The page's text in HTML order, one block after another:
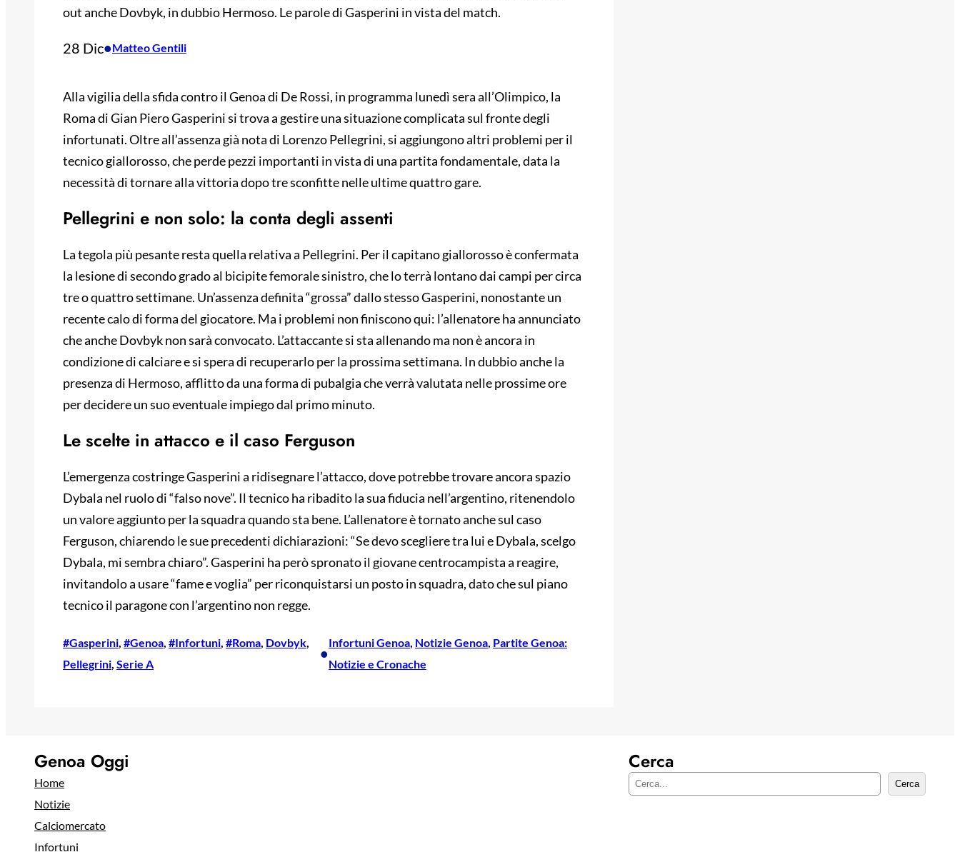
out anche Dovbyk, in dubbio Hermoso. Le parole di Gasperini in vista del match.
28 Dic•Matteo Gentili
Alla vigilia della sfida contro il Genoa di De Rossi, in programma lunedì sera all’Olimpico, la
Roma di Gian Piero Gasperini si trova a gestire una situazione complicata sul fronte degli
infortunati. Oltre all’assenza già nota di Lorenzo Pellegrini, si aggiungono altri problemi per il
tecnico giallorosso, che perde pezzi importanti in vista di una partita fondamentale, data la
necessità di tornare alla vittoria dopo tre sconfitte nelle ultime quattro gare.
Pellegrini e non solo: la conta degli assenti
La tegola più pesante resta quella relativa a Pellegrini. Per il capitano giallorosso è confermata
la lesione di secondo grado al bicipite femorale sinistro, che lo terrà lontano dai campi per circa
tre o quattro settimane. Un’assenza definita “grossa” dallo stesso Gasperini, nonostante un
recente calo di forma del giocatore. Ma i problemi non finiscono qui: l’allenatore ha annunciato
che anche Dovbyk non sarà convocato. L’attaccante si sta allenando ma non è ancora in
condizione di calciare e si spera di recuperarlo per la prossima settimana. In dubbio anche la
presenza di Hermoso, afflitto da una forma di pubalgia che verrà valutata nelle prossime ore
per decidere un suo eventuale impiego dal primo minuto.
Le scelte in attacco e il caso Ferguson
L’emergenza costringe Gasperini a ridisegnare l’attacco, dove potrebbe trovare ancora spazio
Dybala nel ruolo di “falso nove”. Il tecnico ha ribadito la sua fiducia nell’argentino, ritenendolo
un valore aggiunto per la squadra quando sta bene. L’allenatore è tornato anche sul caso
Ferguson, chiarendo le sue precedenti dichiarazioni: “Se devo scegliere tra lui e Dybala, scelgo
Dybala, mi sembra chiaro”. Gasperini ha però spronato il giovane centrocampista a reagire,
invitandolo a usare “fame e voglia” per riconquistarsi un posto in squadra, dato che sul piano
tecnico il paragone con l’argentino non regge.
#Gasperini, #Genoa, #Infortuni, #Roma, Dovbyk
Pellegrini, Serie A
•
Infortuni Genoa, Notizie Genoa, Partite Genoa:
Notizie e Cronache
Genoa Oggi
Home
Notizie
Calciomercato
Infortuni
Cerca
C
Cerca